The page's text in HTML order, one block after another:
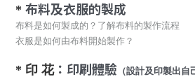
* 布料及衣服的製成
布料是如何製成的？了解布料的製作流程
衣服是如何由布料開始製作？
* 印 花：印刷體驗 （設計及印製出自